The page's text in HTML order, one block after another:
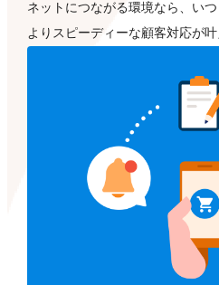
ネットにつながる環境なら、い
よりスピーディーな顧客対応が叶